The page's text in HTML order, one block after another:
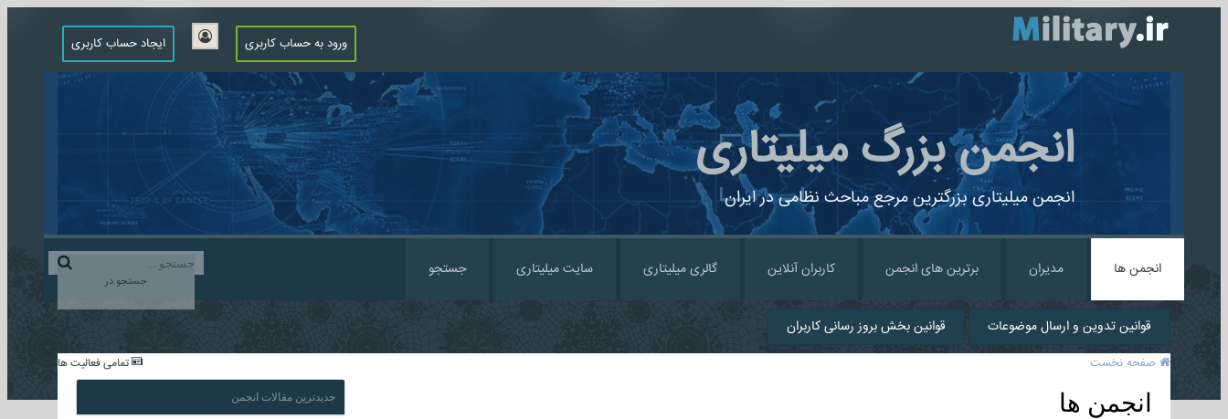
ورود به حساب کاربری ایجاد حساب کاربری
انجمن بزرگ میلیتاری
انجمن میلیتاری بزرگترین مرجع مباحث نظامی در ایران
جستجو در
انجمن ها مدیران برترین های انجمن کاربران آنلاین گالری میلیتاری سایت میلیتاری جستجو
قوانین تدوین و ارسال موضوعات قوانین بخش بروز رسانی کاربران
تمامی فعالیت ها صفحه نخست
انجمن ها جدیدترین مقالات انجمن